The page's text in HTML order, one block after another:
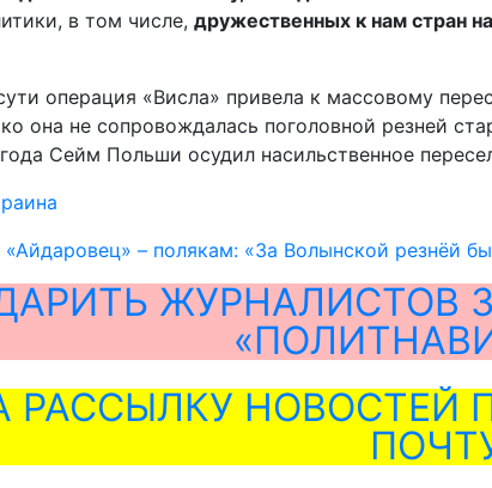
в том числе, дружественных к нам стран
операция «Висла» привела к массовому
она не сопровождалась поголовной резней
Сейм Польши осудил насильственное
«Айдаровец» – полякам: «За Волынской резнёй
ЖУРНАЛИСТОВ
НОВОСТЕЙ